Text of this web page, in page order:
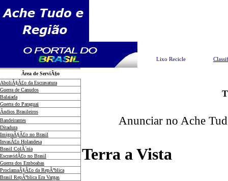
Lixo Recicle
Ãrea de ServiÃ§o
AboliÃ§Ã£o da Escravatura
Guerra de Canudos
Balaiada
Guerra do Paraguai
Ãndios Brasileiros
Bandeirantes
Ditadura
ImigraÃ§Ã£o no Brasil
InvasÃ£o Holandesa
Brasil ColÃ´nia
EscravidÃ£o no Brasil
Guerra dos Emboabas
ProclamaÃ§Ã£o da RepÃºblica
Brasil RepÃºblica Era Vargas
Anunciar no Ache
Terra a Vista